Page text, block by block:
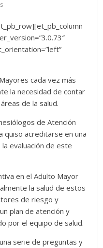
cada vez más
la necesidad de contar
de la salud.
de Atención
quiso acreditarse en una
evaluación de este
en el Adulto Mayor
la salud de estos
de riesgo y
plan de atención y
por el equipo de salud.
serie de preguntas y